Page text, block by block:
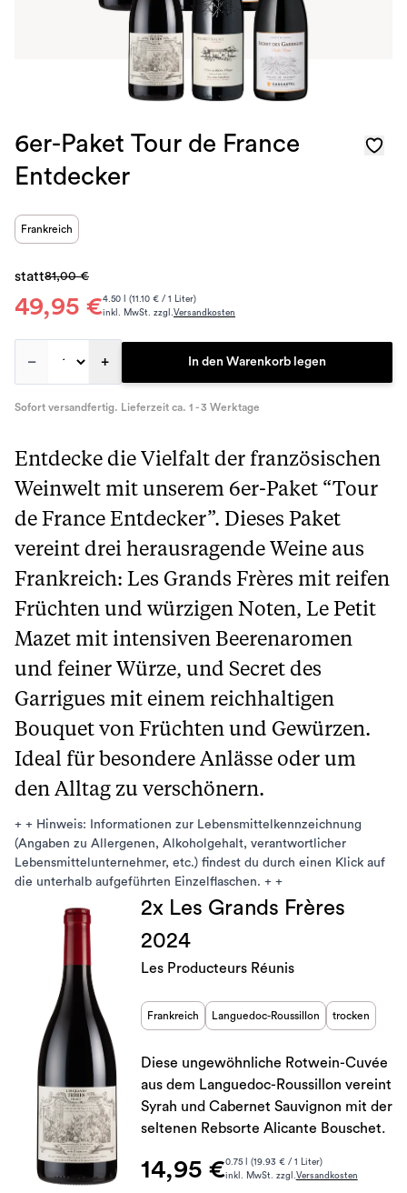
6er-Paket Tour de France
Entdecker
Frankreich
49,95 €
statt81,00 €
4.50 l (11.10 € / 1 Liter)
inkl. MwSt. zzgl.Versandkosten
– + In den Warenkorb legen
Sofort versandfertig. Lieferzeit ca. 1 - 3 Werktage
Entdecke die Vielfalt der französischen
Weinwelt mit unserem 6er-Paket “Tour
de France Entdecker”. Dieses Paket
vereint drei herausragende Weine aus
Frankreich: Les Grands Frères mit reifen
Früchten und würzigen Noten, Le Petit
Mazet mit intensiven Beerenaromen
und feiner Würze, und Secret des
Garrigues mit einem reichhaltigen
Bouquet von Früchten und Gewürzen.
Ideal für besondere Anlässe oder um
den Alltag zu verschönern.
+ + Hinweis: Informationen zur Lebensmittelkennzeichnung
(Angaben zu Allergenen, Alkoholgehalt, verantwortlicher
Lebensmittelunternehmer, etc.) findest du durch einen Klick auf
die unterhalb aufgeführten Einzelflaschen. + +
2x Les Grands Frères
2024
Les Producteurs Réunis
Frankreich Languedoc-Roussillon trocken
Diese ungewöhnliche Rotwein-Cuvée
aus dem Languedoc-Roussillon vereint
Syrah und Cabernet Sauvignon mit der
seltenen Rebsorte Alicante Bouschet.
14,95 €0.75 l (19.93 € / 1 Liter)
inkl. MwSt. zzgl.Versandkosten